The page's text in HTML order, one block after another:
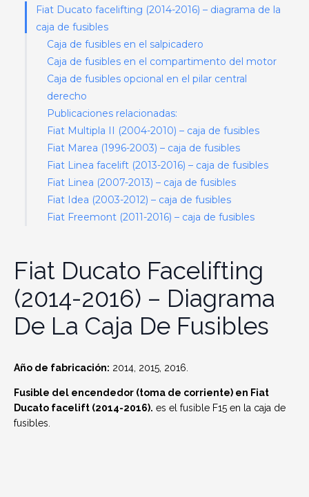
Fiat Ducato facelifting (2014-2016) – diagrama de la
caja de fusibles
Caja de fusibles en el salpicadero
Caja de fusibles en el compartimento del motor
Caja de fusibles opcional en el pilar central
derecho
Publicaciones relacionadas:
Fiat Multipla II (2004-2010) – caja de fusibles
Fiat Marea (1996-2003) – caja de fusibles
Fiat Linea facelift (2013-2016) – caja de fusibles
Fiat Linea (2007-2013) – caja de fusibles
Fiat Idea (2003-2012) – caja de fusibles
Fiat Freemont (2011-2016) – caja de fusibles
Fiat Ducato Facelifting
(2014-2016) – Diagrama
De La Caja De Fusibles
Año de fabricación: 2014, 2015, 2016.
Fusible del encendedor (toma de corriente) en Fiat
Ducato facelift (2014-2016). es el fusible F15 en la caja de
fusibles.